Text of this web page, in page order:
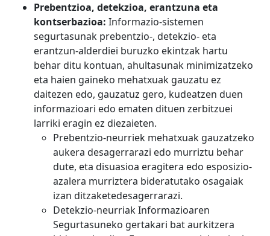
Prebentzioa, detekzioa, erantzuna eta
kontserbazioa: Informazio-sistemen
segurtasunak prebentzio-, detekzio- eta
erantzun-alderdiei buruzko ekintzak hartu
behar ditu kontuan, ahultasunak minimizatzeko
eta haien gaineko mehatxuak gauzatu ez
daitezen edo, gauzatuz gero, kudeatzen duen
informazioari edo ematen dituen zerbitzuei
larriki eragin ez diezaieten.
Prebentzio-neurriek mehatxuak gauzatzeko
aukera desagerrarazi edo murriztu behar
dute, eta disuasioa eragitera edo esposizio-
azalera murriztera bideratutako osagaiak
izan ditzaketedesagerrarazi.
Detekzio-neurriak Informazioaren
Segurtasuneko gertakari bat aurkitzera